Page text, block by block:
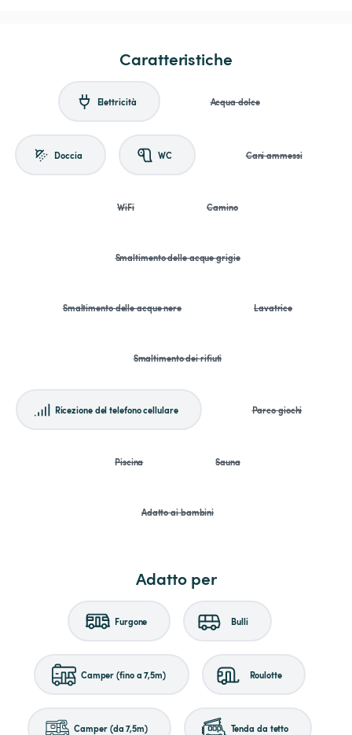
Caratteristiche
Elettricità Acqua dolce
Doccia WC Cani ammessi
WiFi Camino
Smaltimento delle acque grigie
Smaltimento delle acque nere Lavatrice
Smaltimento dei rifiuti
Ricezione del telefono cellulare Parco giochi
Piscina Sauna
Adatto ai bambini
Adatto per
Furgone Bulli
Camper (fino a 7,5m) Roulotte
Camper (da 7,5m) Tenda da tetto